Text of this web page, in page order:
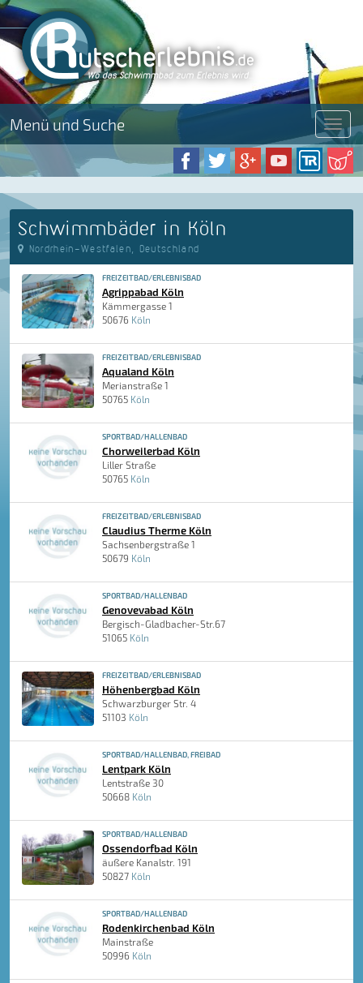
Menü und Suche Menü
Schwimmbäder in Köln
Nordrhein-Westfalen, Deutschland
FREIZEITBAD/ERLEBNISBAD
Agrippabad Köln
Kämmergasse 1
50676 Köln
FREIZEITBAD/ERLEBNISBAD
Aqualand Köln
Merianstraße 1
50765 Köln
SPORTBAD/HALLENBAD
Chorweilerbad Köln
Liller Straße
50765 Köln
FREIZEITBAD/ERLEBNISBAD
Claudius Therme Köln
Sachsenbergstraße 1
50679 Köln
SPORTBAD/HALLENBAD
Genovevabad Köln
Bergisch-Gladbacher-Str.67
51065 Köln
FREIZEITBAD/ERLEBNISBAD
Höhenbergbad Köln
Schwarzburger Str. 4
51103 Köln
SPORTBAD/HALLENBAD, FREIBAD
Lentpark Köln
Lentstraße 30
50668 Köln
SPORTBAD/HALLENBAD
Ossendorfbad Köln
äußere Kanalstr. 191
50827 Köln
SPORTBAD/HALLENBAD
Rodenkirchenbad Köln
Mainstraße
50996 Köln